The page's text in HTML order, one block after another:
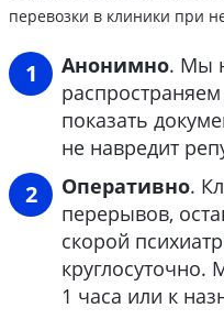
перевозки в клиники при
Анонимно. Мы
показать
не навредит
Оперативно.
перерывов,
скорой
круглосуточно.
1 часа или к